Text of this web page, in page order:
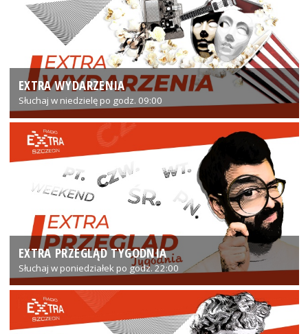
EXTRA WYDARZENIA
Słuchaj w niedzielę po godz. 09:00
EXTRA PRZEGLĄD TYGODNIA
Słuchaj w poniedziałek po godz. 22:00